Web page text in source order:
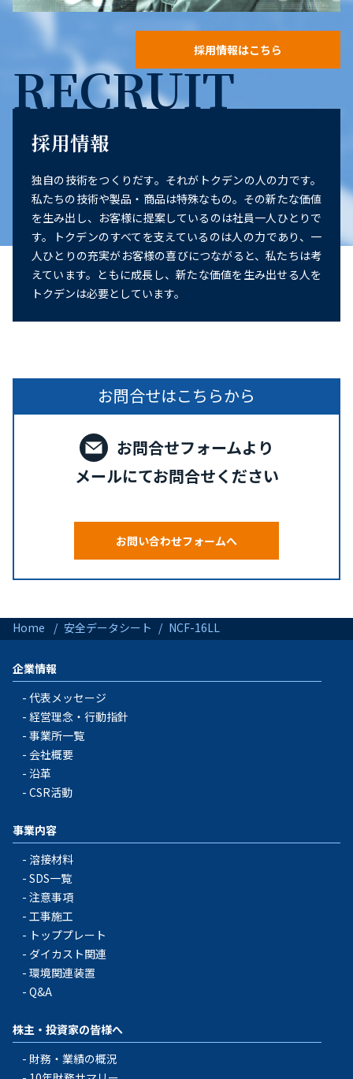
採用情報はこちら
RECRUIT
採用情報
独自の技術をつくりだす。それがトクデンの人の力です。
私たちの技術や製品・商品は特殊なもの。その新たな価値
を生み出し、お客様に提案しているのは社員一人ひとりで
す。トクデンのすべてを支えているのは人の力であり、一
人ひとりの充実がお客様の喜びにつながると、私たちは考
えています。ともに成長し、新たな価値を生み出せる人を
トクデンは必要としています。
お問合せはこちらから
お問合せフォームより
メールにてお問合せください
お問い合わせフォームへ
Home 安全データシート NCF-16LL
企業情報
代表メッセージ
経営理念・行動指針
事業所一覧
会社概要
沿革
CSR活動
事業内容
溶接材料
SDS一覧
注意事項
工事施工
トッププレート
ダイカスト関連
環境関連装置
Q&A
株主・投資家の皆様へ
財務・業績の概況